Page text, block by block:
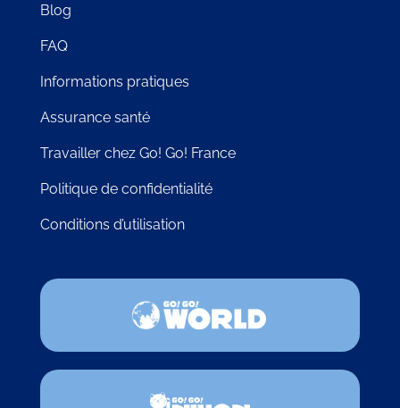
Blog
FAQ
Informations pratiques
Assurance santé
Travailler chez Go! Go! France
Politique de confidentialité
Conditions d’utilisation